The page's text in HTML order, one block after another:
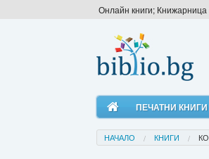
Онлайн книги;
ПЕЧАТНИ КНИГИ
НАЧАЛО КНИГИ